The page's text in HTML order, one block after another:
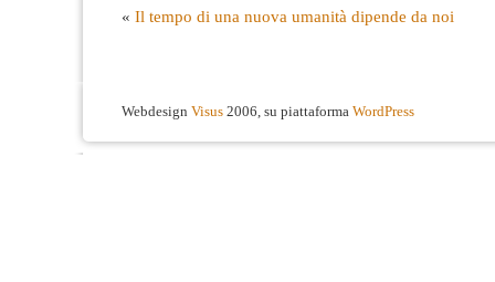
« Il tempo di una nuova umanità dipende da noi
Webdesign Visus 2006, su piattaforma WordPress